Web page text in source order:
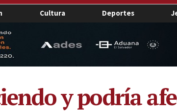
Cultura Deportes
y podría